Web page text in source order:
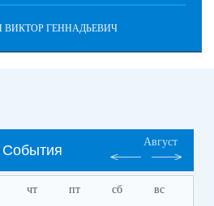
ВИКТОР ГЕННАДЬЕВИЧ
События
Август
чт пт сб вс